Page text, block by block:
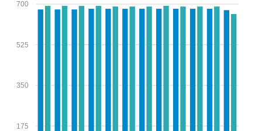
175
350
525
700